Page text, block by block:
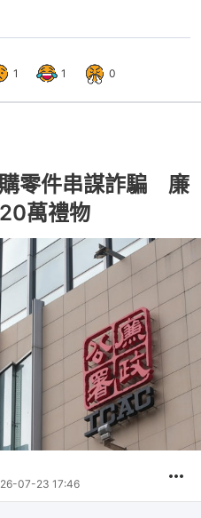
1 1 0
零件串謀詐騙 廉
萬禮物
07-23 17:46